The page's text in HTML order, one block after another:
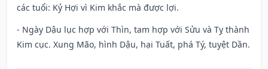
các tuổi: Kỷ Hợi vì Kim khắc mà được lợi.
- Ngày Dậu lục hợp với Thìn, tam hợp với Sửu và Tỵ thành
Kim cục. Xung Mão, hình Dậu, hại Tuất, phá Tý, tuyệt Dần.